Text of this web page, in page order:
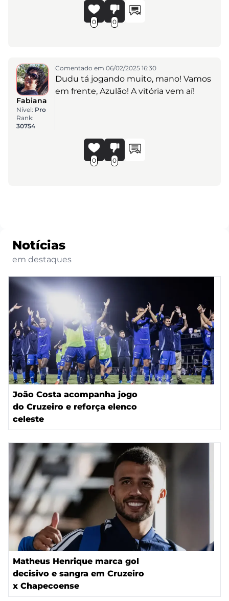
0 0
Fabiana
Nível: Pro
Rank:
30754
Comentado em 06/02/2025 16:30
Dudu tá jogando muito, mano! Vamos
em frente, Azulão! A vitória vem aí!
0 0
Notícias
em destaques
João Costa acompanha jogo
do Cruzeiro e reforça elenco
celeste
Matheus Henrique marca gol
decisivo e sangra em Cruzeiro
x Chapecoense